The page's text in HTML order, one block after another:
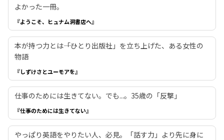
よかった一冊。
『ようこそ、ヒュナム洞書店へ』
本が持つ力とは――「ひとり出版社」を立ち上げた、ある女性の
物語
『しずけさとユーモアを』
仕事のためには生きてない。でも...。35歳の「反撃」
『仕事のためには生きてない』
やっぱり英語をやりたい人、必見。「話す力」より先に身に